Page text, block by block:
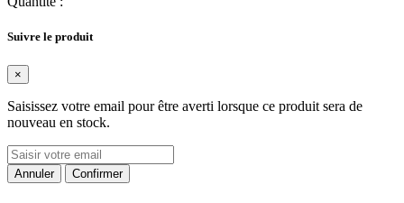
Suivre le produit
×
Saisissez votre email pour être averti lorsque ce produit sera de
nouveau en stock.
Annuler Confirmer